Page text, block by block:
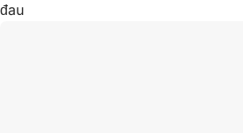
đau